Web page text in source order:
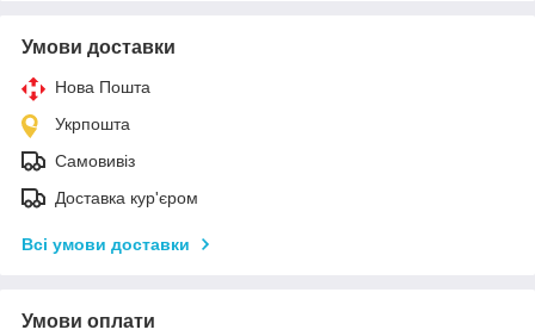
Умови доставки
Нова Пошта
Укрпошта
Самовивіз
Доставка кур'єром
Всі умови доставки
Умови оплати